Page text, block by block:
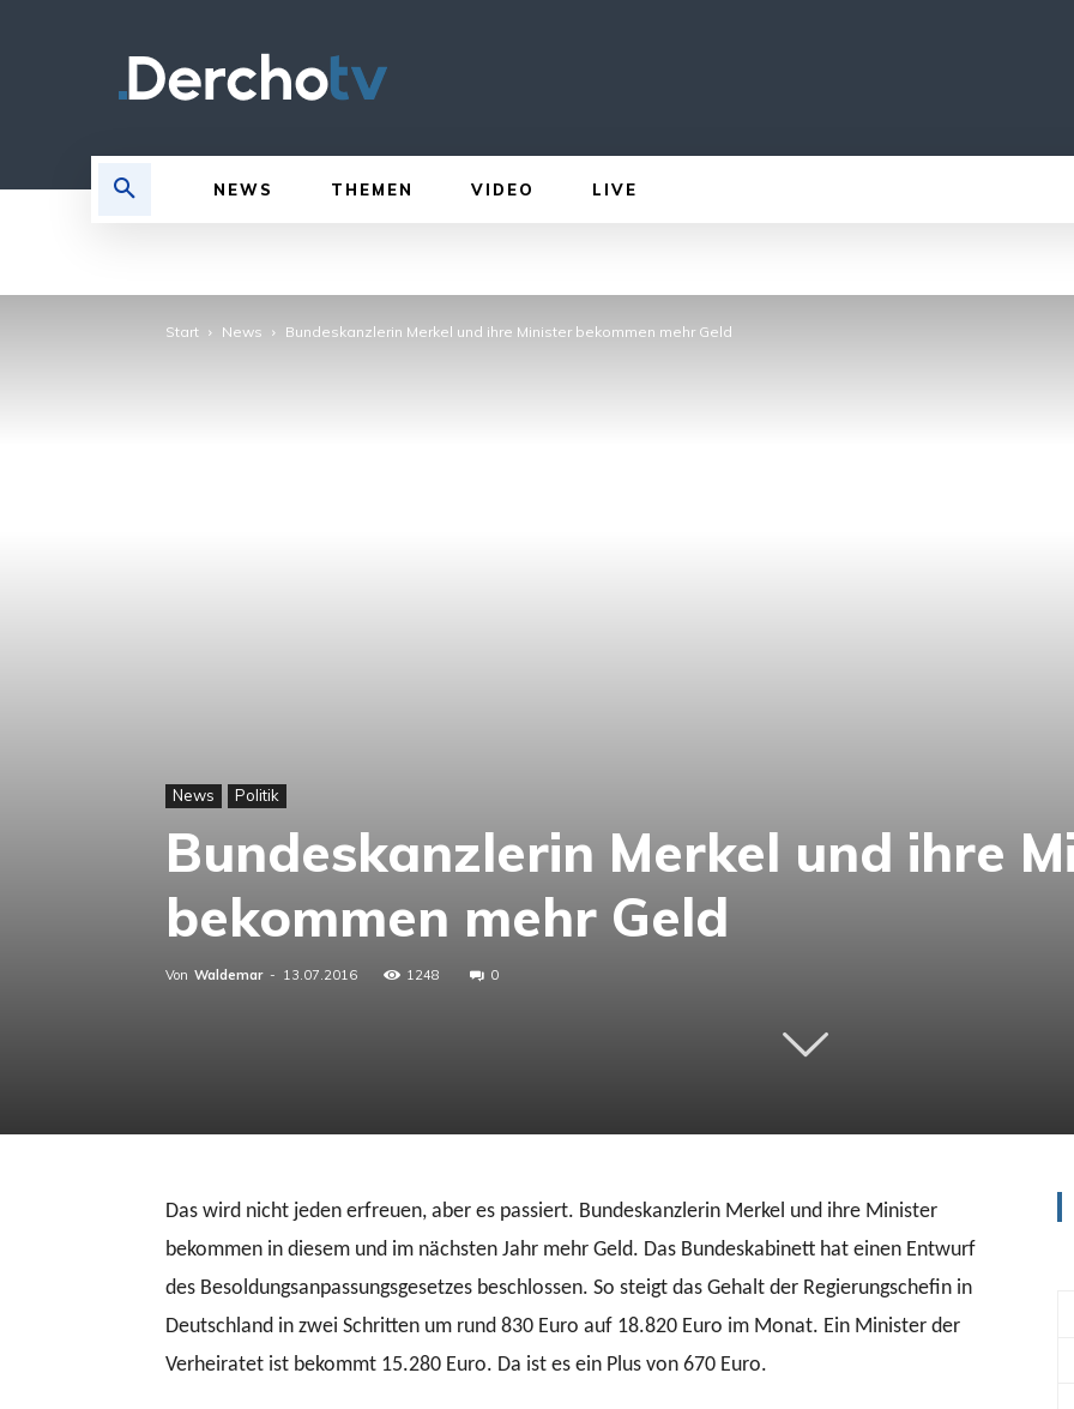
NEWS THEMEN VIDEO LIVE
Start News Bundeskanzlerin Merkel und ihre Minister bekommen mehr Geld
News Politik
Bundeskanzlerin Merkel und ihre
bekommen mehr Geld
Von Waldemar - 13.07.2016 1248 0
Das wird nicht jeden erfreuen, aber es passiert. Bundeskanzlerin Merkel und ihre Minister
bekommen in diesem und im nächsten Jahr mehr Geld. Das Bundeskabinett hat einen Entwurf
des Besoldungsanpassungsgesetzes beschlossen. So steigt das Gehalt der Regierungschefin in
Deutschland in zwei Schritten um rund 830 Euro auf 18.820 Euro im Monat. Ein Minister der
Verheiratet ist bekommt 15.280 Euro. Da ist es ein Plus von 670 Euro.